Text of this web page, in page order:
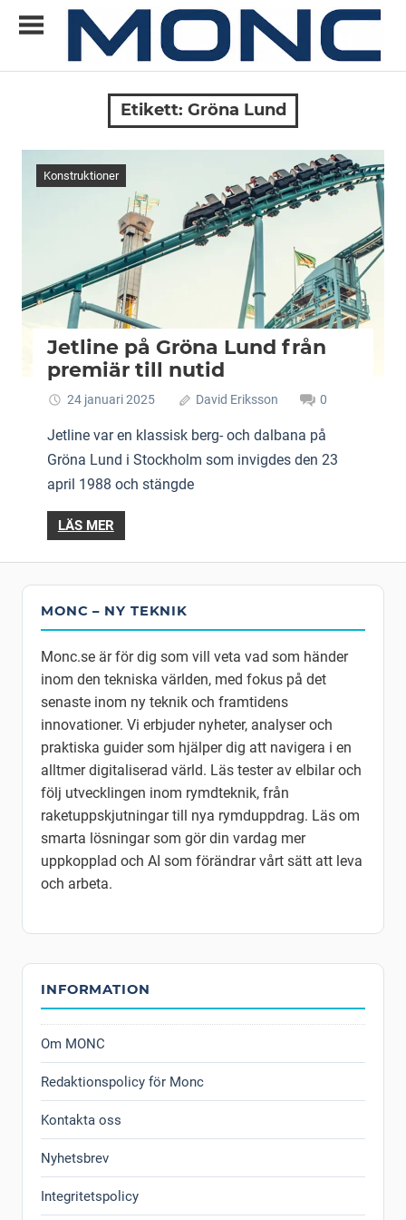
Allt
om
ny
Etikett: Gröna Lund
Konstruktioner
Jetline på Gröna Lund från
premiär till nutid
24 januari 2025 David Eriksson 0
Jetline var en klassisk berg- och dalbana på
Gröna Lund i Stockholm som invigdes den 23
april 1988 och stängde
LÄS MER
MONC – NY TEKNIK
Monc.se är för dig som vill veta vad som händer
inom den tekniska världen, med fokus på det
senaste inom ny teknik och framtidens
innovationer. Vi erbjuder nyheter, analyser och
praktiska guider som hjälper dig att navigera i en
alltmer digitaliserad värld. Läs tester av elbilar och
följ utvecklingen inom rymdteknik, från
raketuppskjutningar till nya rymduppdrag. Läs om
smarta lösningar som gör din vardag mer
uppkopplad och AI som förändrar vårt sätt att leva
och arbeta.
INFORMATION
Om MONC
Redaktionspolicy för Monc
Kontakta oss
Nyhetsbrev
Integritetspolicy